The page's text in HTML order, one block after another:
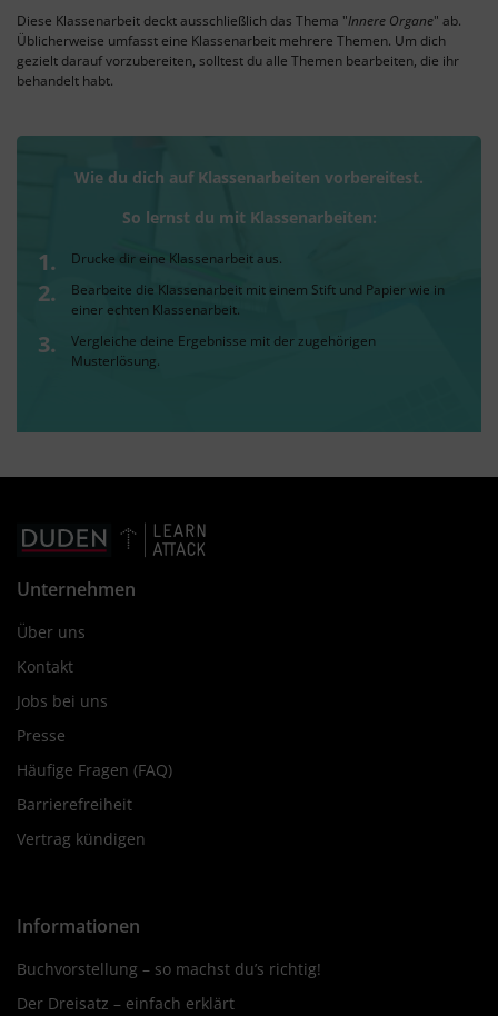
Diese Klassenarbeit deckt ausschließlich das Thema "Innere Organe" ab.
Üblicherweise umfasst eine Klassenarbeit mehrere Themen. Um dich
gezielt darauf vorzubereiten, solltest du alle Themen bearbeiten, die ihr
behandelt habt.
Wie du dich auf Klassenarbeiten vorbereitest.
So lernst du mit Klassenarbeiten:
Drucke dir eine Klassenarbeit aus.
Bearbeite die Klassenarbeit mit einem Stift und Papier wie in
einer echten Klassenarbeit.
Vergleiche deine Ergebnisse mit der zugehörigen
Musterlösung.
Unternehmen
Über uns
Kontakt
Jobs bei uns
Presse
Häufige Fragen (FAQ)
Barrierefreiheit
Vertrag kündigen
Informationen
Buchvorstellung – so machst du’s richtig!
Der Dreisatz – einfach erklärt